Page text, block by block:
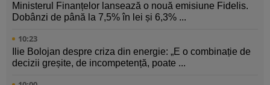
Ministerul Finanțelor lansează o nouă emisiune Fidelis.
Dobânzi de până la 7,5% în lei și 6,3% ...
10:23
Ilie Bolojan despre criza din energie: „E o combinație de
decizii greșite, de incompetență, poate ...